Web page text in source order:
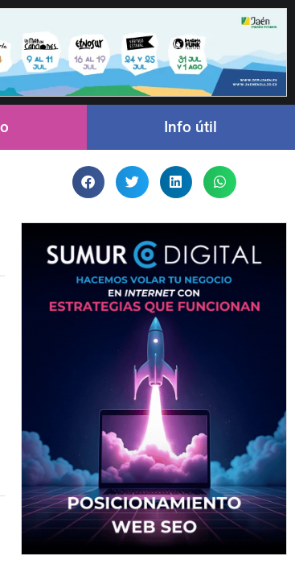
Info útil